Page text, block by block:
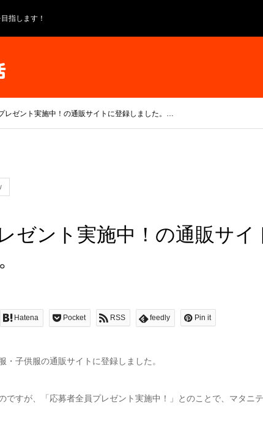
指します！
レゼント実施中！の通販サイトに登録しました。…
ゼント実施中！の通販サイ
Hatena Pocket RSS feedly Pin it
・子供服の通販サイトに登録しました。
ですが、「応募者全員プレゼント実施中！」とのことで、 マタニ